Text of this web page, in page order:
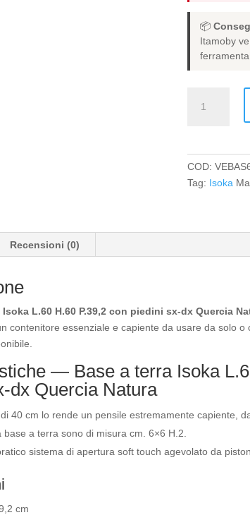
📦
Itamoby
P.39,2
dx
quantità
COD:
Tag: Isoka
Recensioni (0)
Isoka L.60 H.60 P.39,2 con piedini sx-dx Quercia
contenitore essenziale e capiente da usare da solo
— Base a terra Isoka
dx Quercia Natura
40 cm lo rende un pensile estremamente capiente,
base a terra sono di misura cm. 6×6 H.2.
sistema di apertura soft touch agevolato da
cm